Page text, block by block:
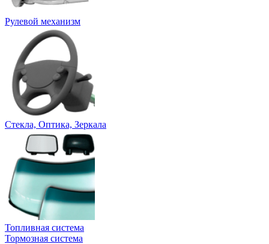
Рулевой механизм
Стекла, Оптика, Зеркала
Топливная система
Тормозная система